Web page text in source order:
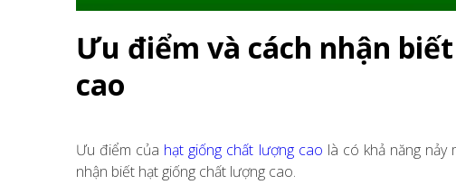
Ưu điểm và cách nhận
cao
Ưu điểm của hạt giống chất lượng cao là có khả năng nảy
nhận biết hạt giống chất lượng cao.